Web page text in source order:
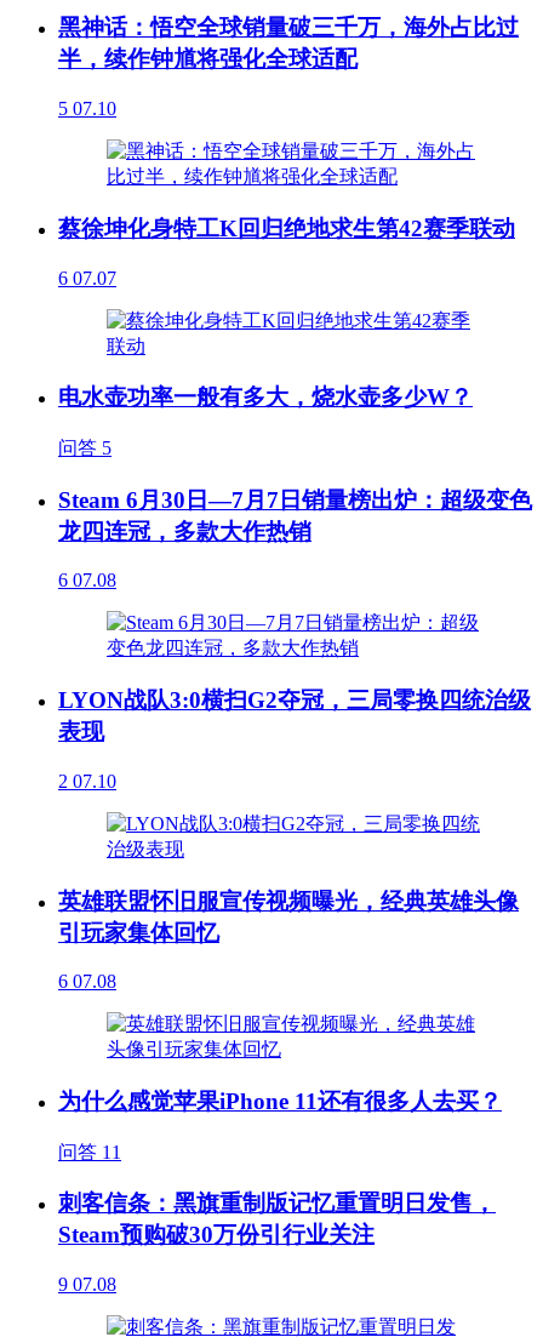
黑神话：悟空全球销量破三千万，海外占比过
半，续作钟馗将强化全球适配
5 07.10
蔡徐坤化身特工K回归绝地求生第42赛季联动
6 07.07
电水壶功率一般有多大，烧水壶多少W？
问答 5
Steam 6月30日—7月7日销量榜出炉：超级变色
龙四连冠，多款大作热销
6 07.08
LYON战队3:0横扫G2夺冠，三局零换四统治级
表现
2 07.10
英雄联盟怀旧服宣传视频曝光，经典英雄头像
引玩家集体回忆
6 07.08
为什么感觉苹果iPhone 11还有很多人去买？
问答 11
刺客信条：黑旗重制版记忆重置明日发售，
Steam预购破30万份引行业关注
9 07.08